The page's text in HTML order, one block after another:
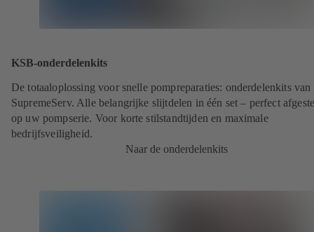
KSB-onderdelenkits
De totaaloplossing voor snelle pompreparaties: onderdelenkits
SupremeServ. Alle belangrijke slijtdelen in één set – perfect
op uw pompserie. Voor korte stilstandtijden en maximale
bedrijfsveiligheid.
Naar de onderdelenkits